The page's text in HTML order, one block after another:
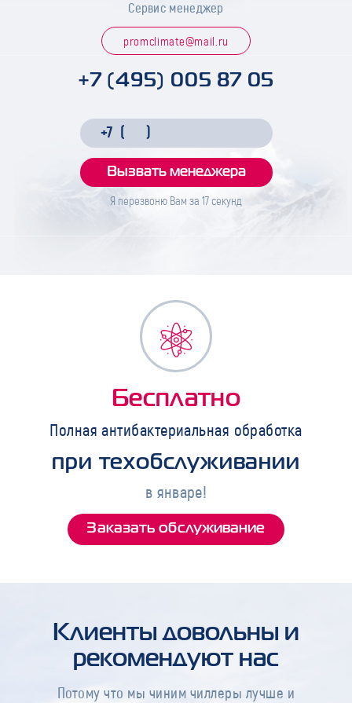
Сервис менеджер
promclimate@mail.ru
+7 (495) 005 87 05
Я перезвоню Вам за 17секунд
Бесплатно
Полная антибактериальная обработка
при техобслуживании
в январе!
Заказать обслуживание
Клиенты довольны и
рекомендуют нас
Потому что мы чиним чиллеры лучше и